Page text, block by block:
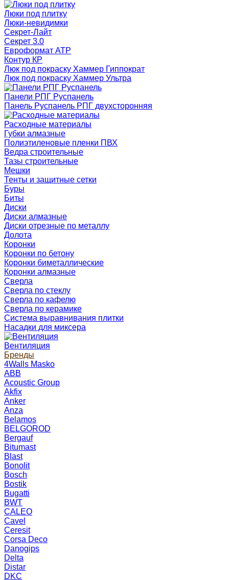
Люки под плитку
Люки-невидимки
Секрет-Лайт
Секрет 3.0
Евроформат АТР
Контур КР
Люк под покраску Хаммер Гиппократ
Люк под покраску Хаммер Ультра
Панели РПГ Руспанель
Панель Руспанель РПГ двухсторонняя
Расходные материалы
Губки алмазные
Полиэтиленовые пленки ПВХ
Ведра строительные
Тазы строительные
Мешки
Тенты и защитные сетки
Буры
Биты
Диски
Диски алмазные
Диски отрезные по металлу
Долота
Коронки
Коронки по бетону
Коронки биметаллические
Коронки алмазные
Сверла
Сверла по стеклу
Сверла по кафелю
Сверла по керамике
Система выравнивания плитки
Насадки для миксера
Вентиляция
Бренды
4Walls Masko
ABB
Acoustic Group
Akfix
Anker
Anza
Belamos
BELGOROD
Bergauf
Bitumast
Blast
Bonolit
Bosch
Bostik
Bugatti
BWT
CALEO
Cavel
Ceresit
Corsa Deco
Danogips
Delta
Distar
DKC